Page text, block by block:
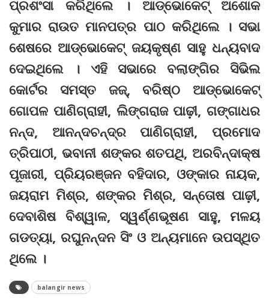
ପ୍ରଶଂସା କରିଥିଲେ । ଆଡ୍‌ଭୋକେଟ୍‌ ଅଶୋକ
କୁମାର ରାଉତ ମାନପତ୍ର ପାଠ କରିଥିଲେ । ସଭା
ଶେଷରେ ଆଡ୍‌ଭୋକେଟ୍‌ ଜୟକୃଷ୍ଣ ସାହୁ ଧନ୍ୟବାଦ
ଦେଇଥିଲେ । ଏହି ସଭାରେ ବଲାଙ୍ଗିର ସିଭିଲ
କୋର୍ଟର ସମସ୍ତ ଜଜ୍‌, ବରିଷ୍ଠ ଆଡ୍‌ଭୋକେଟ୍‌
ଗୋପଳ ପାଣିଗ୍ରାହୀ, ଲିଙ୍ଗରାଜ ପାଢ଼ୀ, ଗଙ୍ଗାଧର
ନନ୍ଦ, ଆନନ୍ଦଚନ୍ଦ୍ର ପାଣିଗ୍ରାହୀ, ପ୍ରମୋଦ
ତ୍ରିପାଠୀ, ଭବାନୀ ଶଙ୍କର ଶତପଥି, ଅରବିନ୍ଦାକ୍ଷ
ପୂଜାରୀ, ପ୍ରିୟରଞ୍ଜନ ବହିଦାର, ଓଙ୍କାର ନାୟକ,
ଜୟରାମ ମିଶ୍ର, ଶଙ୍କର ମିଶ୍ର, ସନ୍ତୋଷ ପାଢ଼ୀ,
ଦେବାଶିଷ ବିଶ୍ୱାଳ, ସ୍ୱର୍ଣ୍ଣଭୂଷଣ ସାହୁ, ମଳୟ
ଗଡତ୍ୟା, ରଘୁନନ୍ଦନ ସିଂ ଓ ଅନ୍ୟମାନେ ଉପସ୍ଥିତ
ଥିଲେ ।
balangir news